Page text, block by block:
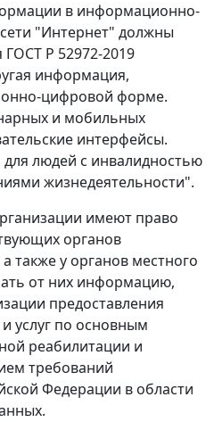
в информационно-
"Интернет" должны
Р 52972-2019
информация,
цифровой форме.
и мобильных
интерфейсы.
для людей с инвалидностью
жизнедеятельности".
имеют право
органов
также у органов местного
от них информацию,
предоставления
услуг по основным
реабилитации и
требований
Федерации в области